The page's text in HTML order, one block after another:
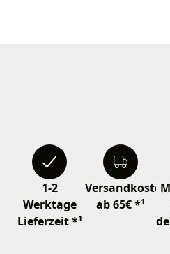
1-2
Werktage
Lieferzeit *¹
ab 65€ *¹